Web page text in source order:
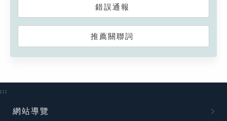
錯誤通報
推薦關聯詞
:::
網站導覽